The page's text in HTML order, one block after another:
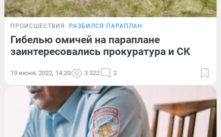
ПРОИСШЕСТВИЯ РАЗБИЛСЯ ПАРАПЛАН
Гибелью омичей на параплане
заинтересовались прокуратура и СК
19 июня, 2022, 14:20 3 322 2